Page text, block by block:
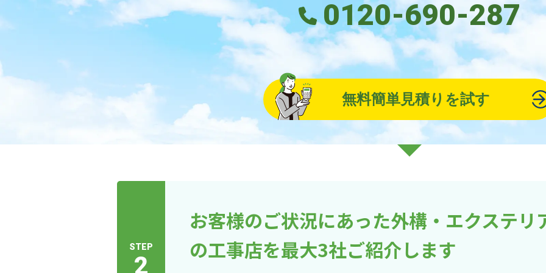
0120-690-287
無料簡単見積りを試す
STEP
2
お客様のご状況にあった外構・エクステリ
の工事店を最大3社ご紹介します